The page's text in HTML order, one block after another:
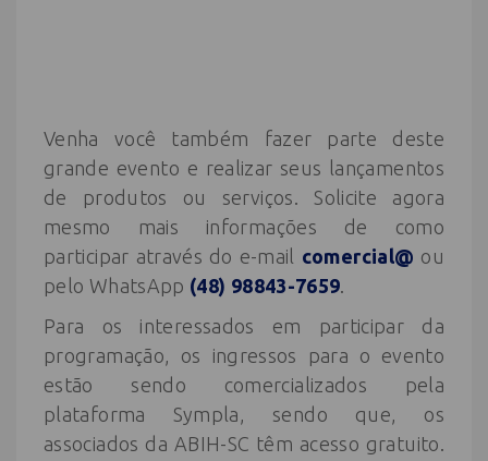
Venha você também fazer parte deste
grande evento e realizar seus lançamentos
de produtos ou serviços. Solicite agora
mesmo mais informações de como
participar através do e-mail comercial@ ou
pelo WhatsApp (48) 98843-7659.
Para os interessados em participar da
programação, os ingressos para o evento
estão sendo comercializados pela
plataforma Sympla, sendo que, os
associados da ABIH-SC têm acesso gratuito.